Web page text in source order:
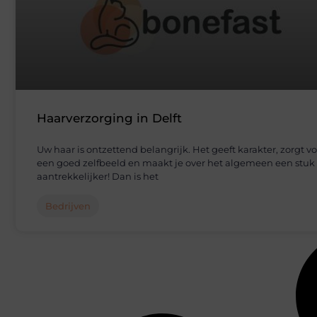
Haarverzorging in Delft
Uw haar is ontzettend belangrijk. Het geeft karakter, zorgt
een goed zelfbeeld en maakt je over het algemeen een stuk
aantrekkelijker! Dan is het
Bedrijven